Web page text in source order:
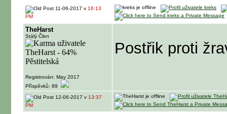
11-06-2017 v 16:13
PM
TheHarst
Stálý Člen
Registrován: May 2017
Příspěvků: 89
Postřik proti
12-06-2017 v 13:37
PM